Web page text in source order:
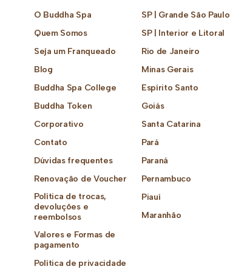
O Buddha Spa
Quem Somos
Seja um Franqueado
Blog
Buddha Spa College
Buddha Token
Corporativo
Contato
Dúvidas frequentes
Renovação de Voucher
Política de trocas,
devoluções e
reembolsos
Valores e Formas de
pagamento
Política de privacidade
SP | Grande São Paulo
SP | Interior e Litoral
Rio de Janeiro
Minas Gerais
Espírito Santo
Goiás
Santa Catarina
Pará
Paraná
Pernambuco
Piauí
Maranhão